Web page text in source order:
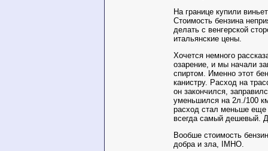
На границе купили
Стоимость бензина
делать с венгерской
итальянские цены.
Хочется немного
озарение, и мы начали
спиртом. Именно этот
канистру. Расход на
он закончился,
уменьшился на 2л./100
расход стал меньше
всегда самый дешевый.
Вообше стоимость
добра и зла, IMHO.